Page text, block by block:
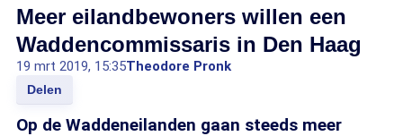
Meer eilandbewoners willen een
Waddencommissaris in Den Haag
19 mrt 2019, 15:35Theodore Pronk
Delen
Op de Waddeneilanden gaan steeds meer